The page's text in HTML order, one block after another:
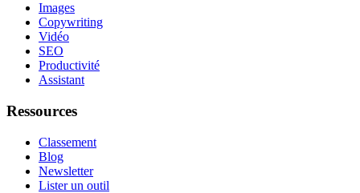
Images
Copywriting
Vidéo
SEO
Productivité
Assistant
Ressources
Classement
Blog
Newsletter
Lister un outil